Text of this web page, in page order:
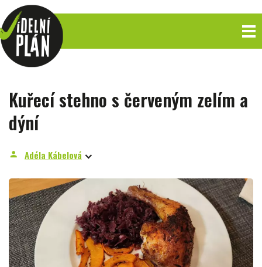
Kuřecí stehno s červeným zelím a
dýní
person Adéla Kábelová